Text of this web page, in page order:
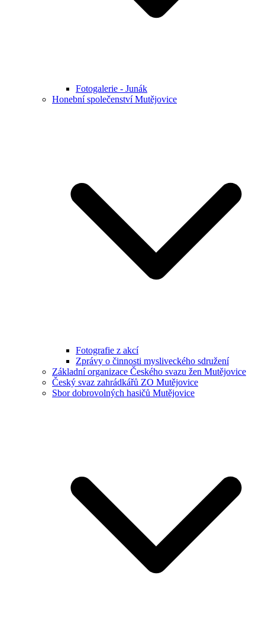
Fotogalerie - Junák
Honební společenství Mutějovice
Fotografie z akcí
Zprávy o činnosti mysliveckého sdružení
Základní organizace Českého svazu žen Mutějovice
Český svaz zahrádkářů ZO Mutějovice
Sbor dobrovolných hasičů Mutějovice